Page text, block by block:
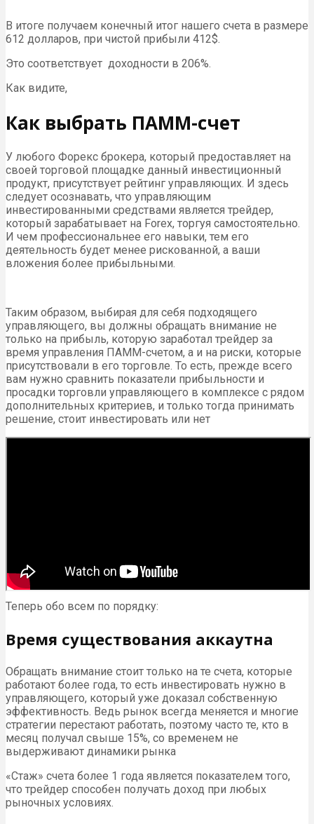
В итоге получаем конечный итог нашего счета в размере
612 долларов, при чистой прибыли 412$.
Это соответствует доходности в 206%.
Как видите,
Как выбрать ПАММ-счет
У любого Форекс брокера, который предоставляет на
своей торговой площадке данный инвестиционный
продукт, присутствует рейтинг управляющих. И здесь
следует осознавать, что управляющим
инвестированными средствами является трейдер,
который зарабатывает на Forex, торгуя самостоятельно.
И чем профессиональнее его навыки, тем его
деятельность будет менее рискованной, а ваши
вложения более прибыльными.
Таким образом, выбирая для себя подходящего
управляющего, вы должны обращать внимание не
только на прибыль, которую заработал трейдер за
время управления ПАММ-счетом, а и на риски, которые
присутствовали в его торговле. То есть, прежде всего
вам нужно сравнить показатели прибыльности и
просадки торговли управляющего в комплексе с рядом
дополнительных критериев, и только тогда принимать
решение, стоит инвестировать или нет
Теперь обо всем по порядку:
Время существования аккаутна
Обращать внимание стоит только на те счета, которые
работают более года, то есть инвестировать нужно в
управляющего, который уже доказал собственную
эффективность. Ведь рынок всегда меняется и многие
стратегии перестают работать, поэтому часто те, кто в
месяц получал свыше 15%, со временем не
выдерживают динамики рынка
«Стаж» счета более 1 года является показателем того,
что трейдер способен получать доход при любых
рыночных условиях.